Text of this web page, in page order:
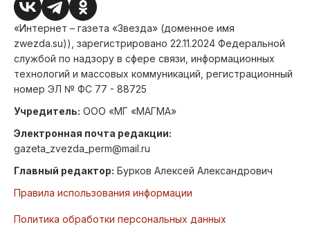
«Интернет – газета «Звезда» (доменное имя
zwezda.su)), зарегистрировано 22.11.2024 Федеральной
службой по надзору в сфере связи, информационных
технологий и массовых коммуникаций, регистрационный
номер ЭЛ № ФС 77 - 88725
Учредитель: ООО «МГ «МАГМА»
Электронная почта редакции:
gazeta_zvezda_perm@mail.ru
Главный редактор: Бурков Алексей Александрович
Правила использования информации
Политика обработки персональных данных